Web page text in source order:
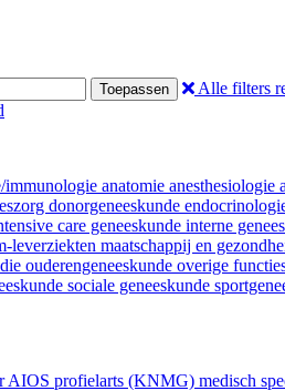
Toepassen
Alle filters
immunologie anatomie anesthesiologie
donorgeneeskunde
care geneeskunde interne
leverziekten maatschappij en
ouderengeneeskunde overige
sociale geneeskunde
AIOS profielarts (KNMG) medisch